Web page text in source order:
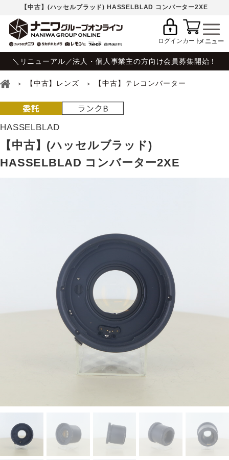
【中古】(ハッセルブラッド) HASSELBLAD コンバーター2XE
ログインカート
＼リニューアル／法人・個人事業主の方向け会員募集開始！
【中古】レンズ 【中古】テレコンバーター
HASSELBLAD
【中古】(ハッセルブラッド)
HASSELBLAD コンバーター2XE